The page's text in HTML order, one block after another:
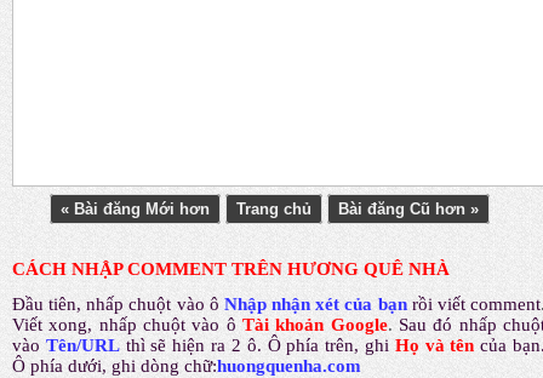
« Bài đăng Mới hơn Trang chủ Bài đăng Cũ hơn »
CÁCH NHẬP COMMENT TRÊN HƯƠNG QUÊ NHÀ
Đầu tiên, nhấp chuột vào ô Nhập nhận xét của bạn rồi viết comment
Viết xong, nhấp chuột vào ô Tài khoản Google. Sau đó nhấp
vào Tên/URL thì sẽ hiện ra 2 ô. Ô phía trên, ghiHọ và tên của
Ô phía dưới, ghi dòng chữ:huongquenha.com